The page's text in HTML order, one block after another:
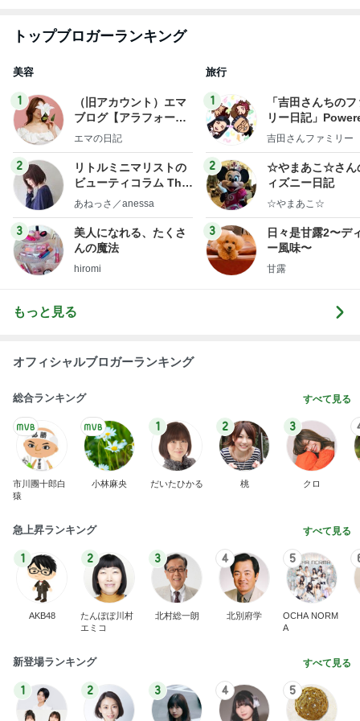
トップブロガーランキング
美容
1
（旧アカウント）エマ
ブログ【アラフォー会
社売却セカンドライ
エマの日記
2
リトルミニマリストの
ビューティコラム The
little minimalist's bea
あねっさ／anessa
3
美人になれる、たくさ
んの魔法
hiromi
旅行
1
「吉田さんちの
リー日記」
y Ameba 吉田さ
ログ
吉田さんファミリー
2
☆やまあこ☆さん
ィズニー日記
☆やまあこ☆
3
日々是甘露2〜デ
ー風味〜
甘露
もっと見る
オフィシャルブロガーランキング
総合ランキング すべて見る
市川團十郎白
猿
小林麻央
1
だいたひかる
2
桃
3
クロ
急上昇ランキング すべて見る
1
AKB48
2
たんぽぽ川村
エミコ
3
北村総一朗
4
北別府学
5
OCHA NORM
A
新登場ランキング すべて見る
1 2 3 4 5